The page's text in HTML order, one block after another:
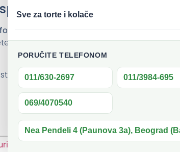
Sve za torte i kolače
PORUČITE TELEFONOM
011/630-2697 011/3984-695
069/4070540
Nea Pendeli 4 (Paunova 3a), Beograd
. Ipak, ne možemo garantovati
izvršiti rezervaciju putem telefona:011 630
izgledaju još lepše!